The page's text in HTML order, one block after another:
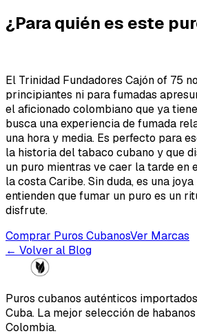
¿Para quién es este
El Trinidad Fundadores Cajón of 75
principiantes ni para fumadas
el aficionado colombiano que ya
busca una experiencia de fumada
una hora y media. Es perfecto para
la historia del tabaco cubano y que
un puro mientras ve caer la tarde en
la costa Caribe. Sin duda, es una
entienden que fumar un puro es un
disfrute.
Comprar Puros CubanosVer Marcas
← Volver al Blog
Puros cubanos auténticos
Cuba. La mejor selección de
Colombia.